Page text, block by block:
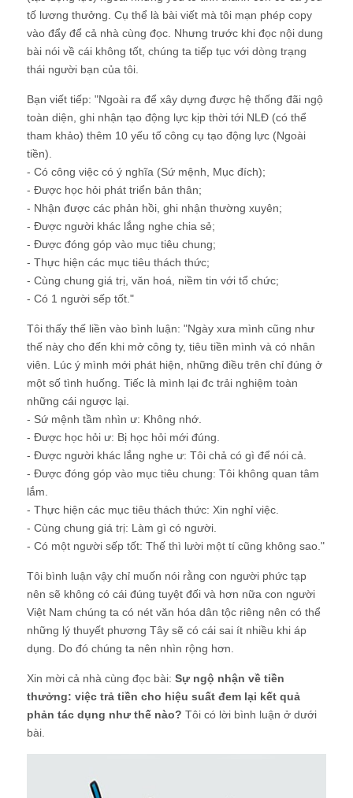
tố lương thưởng. Cụ thể là bài viết mà tôi mạn phép copy
vào đẩy để cả nhà cùng đọc. Nhưng trước khi đọc nội dung
bài nói về cái không tốt, chúng ta tiếp tục với dòng trạng
thái người bạn của tôi.
Bạn viết tiếp: "Ngoài ra để xây dựng được hệ thống đãi ngộ
toàn diện, ghi nhận tạo động lực kịp thời tới NLĐ (có thể
tham khảo) thêm 10 yếu tố công cụ tạo động lực (Ngoài
tiền).
- Có công việc có ý nghĩa (Sứ mệnh, Mục đích);
- Được học hỏi phát triển bản thân;
- Nhận được các phản hồi, ghi nhận thường xuyên;
- Được người khác lắng nghe chia sẻ;
- Được đóng góp vào mục tiêu chung;
- Thực hiện các mục tiêu thách thức;
- Cùng chung giá trị, văn hoá, niềm tin với tổ chức;
- Có 1 người sếp tốt."
Tôi thấy thế liền vào bình luận: "Ngày xưa mình cũng như
thế này cho đến khi mở công ty, tiêu tiền mình và có nhân
viên. Lúc ý mình mới phát hiện, những điều trên chỉ đúng ở
một số tình huống. Tiếc là mình lại đc trải nghiệm toàn
những cái ngược lại.
- Sứ mệnh tầm nhìn ư: Không nhớ.
- Được học hỏi ư: Bị học hỏi mới đúng.
- Được người khác lắng nghe ư: Tôi chả có gì để nói cả.
- Được đóng góp vào mục tiêu chung: Tôi không quan tâm
lắm.
- Thực hiện các mục tiêu thách thức: Xin nghỉ việc.
- Cùng chung giá trị: Làm gì có người.
- Có một người sếp tốt: Thế thì lười một tí cũng không sao."
Tôi bình luận vậy chỉ muốn nói rằng con người phức tạp
nên sẽ không có cái đúng tuyệt đối và hơn nữa con người
Việt Nam chúng ta có nét văn hóa dân tộc riêng nên có thể
những lý thuyết phương Tây sẽ có cái sai ít nhiều khi áp
dụng. Do đó chúng ta nên nhìn rộng hơn.
Xin mời cả nhà cùng đọc bài: Sự ngộ nhận về tiền
thưởng: việc trả tiền cho hiệu suất đem lại kết quả
phản tác dụng như thế nào? Tôi có lời bình luận ở dưới
bài.